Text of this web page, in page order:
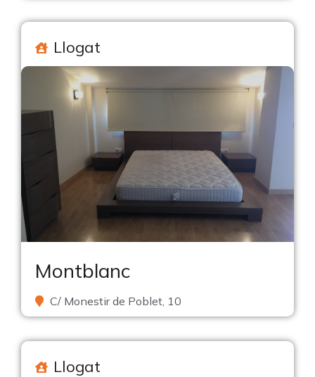
Llogat
Montblanc
C/ Monestir de Poblet, 10
Llogat